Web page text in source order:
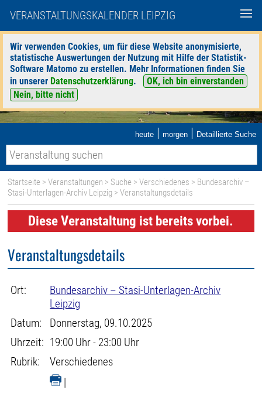
VERANSTALTUNGSKALENDER LEIPZIG
Wir verwenden Cookies, um für diese Website anonymisierte,
statistische Auswertungen der Nutzung mit Hilfe der Statistik-
Software Matomo zu erstellen. Mehr Informationen finden Sie
in unserer Datenschutzerklärung.
OK, ich bin einverstanden
Nein, bitte nicht
heute | morgen | Detaillierte Suche
Startseite >Veranstaltungen > Suche >Verschiedenes > Bundesarchiv –
Stasi-Unterlagen-Archiv Leipzig > Veranstaltungsdetails
Diese Veranstaltung ist bereits vorbei.
Veranstaltungsdetails
Ort:
Bundesarchiv – Stasi-Unterlagen-Archiv
Leipzig
Datum:
Donnerstag, 09.10.2025
Uhrzeit: 19:00 Uhr - 23:00 Uhr
Rubrik:
Verschiedenes
|